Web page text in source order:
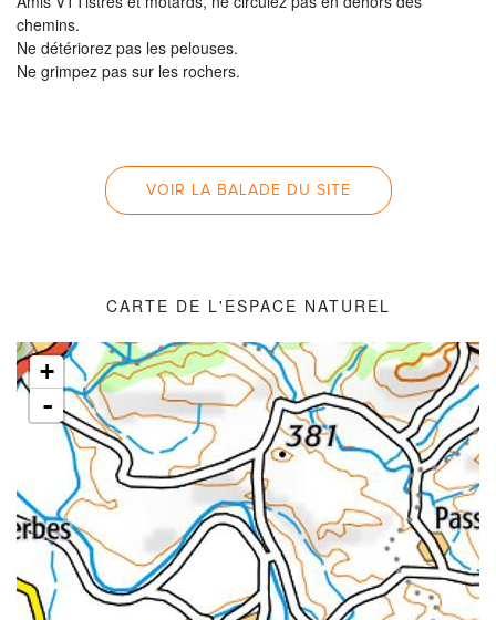
chemins.
Ne détériorez pas les pelouses.
Ne grimpez pas sur les rochers.
VOIR LA BALADE DU SITE
CARTE DE L'ESPACE NATUREL
+
-